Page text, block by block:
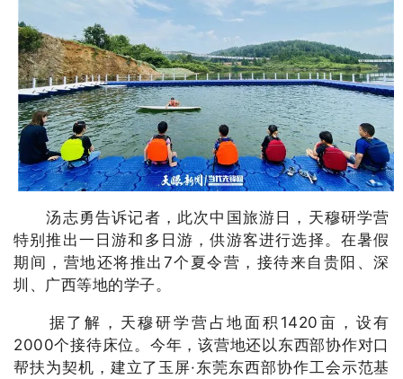
汤志勇告诉记者，此次中国旅游日，天穆研学营
特别推出一日游和多日游，供游客进行选择。在暑假
期间，营地还将推出7个夏令营，接待来自贵阳、深
圳、广西等地的学子。
据了解，天穆研学营占地面积1420亩，设有
2000个接待床位。今年，该营地还以东西部协作对口
帮扶为契机，建立了玉屏·东莞东西部协作工会示范基